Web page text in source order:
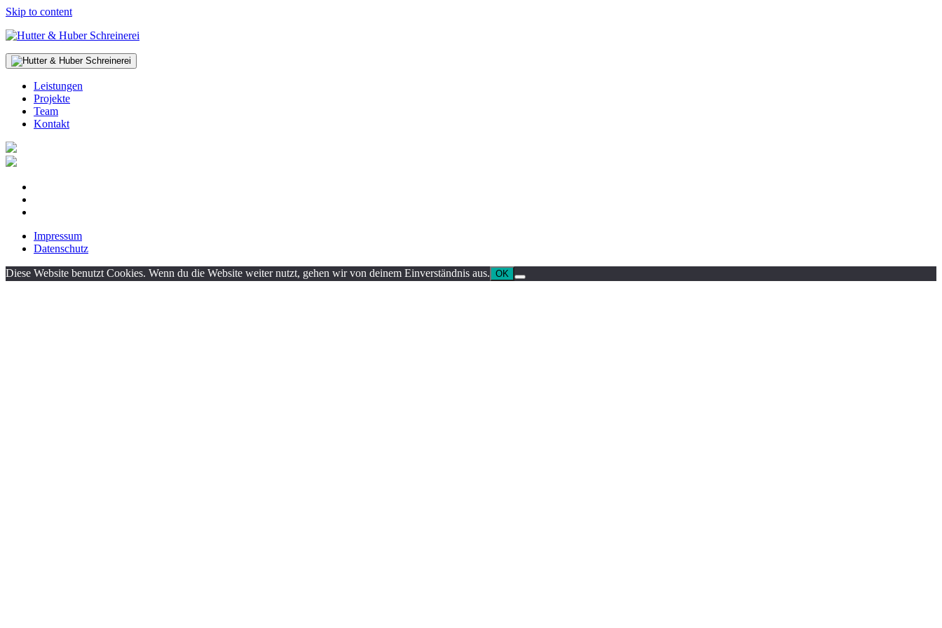
Skip to content
Leistungen
Projekte
Team
Kontakt
Impressum
Datenschutz
Diese Website benutzt Cookies. Wenn du die Website weiter nutzt, gehen wir von deinem Einverständnis aus. OK